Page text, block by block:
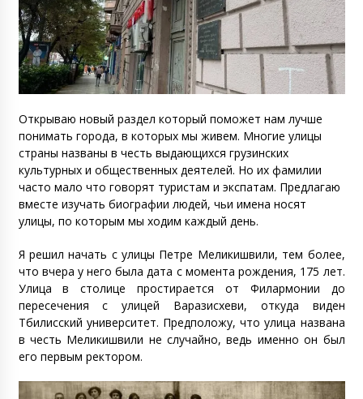
Открываю новый раздел который поможет нам лучше
понимать города, в которых мы живем. Многие улицы
страны названы в честь выдающихся грузинских
культурных и общественных деятелей. Но их фамилии
часто мало что говорят туристам и экспатам. Предлагаю
вместе изучать биографии людей, чьи имена носят
улицы, по которым мы ходим каждый день.
Я решил начать с улицы Петре Меликишвили, тем более,
что вчера у него была дата с момента рождения, 175 лет.
Улица в столице простирается от Филармонии до
пересечения с улицей Варазисхеви, откуда виден
Тбилисский университет. Предположу, что улица названа
в честь Меликишвили не случайно, ведь именно он был
его первым ректором.